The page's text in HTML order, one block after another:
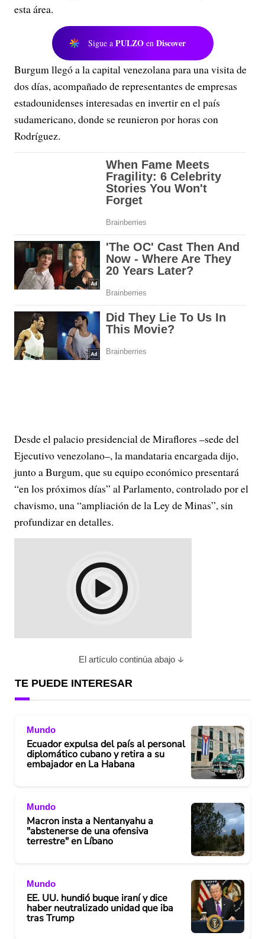
esta área.
Sigue a PULZO en Discover
Burgum llegó a la capital venezolana para una visita de
dos días, acompañado de representantes de empresas
estadounidenses interesadas en invertir en el país
sudamericano, donde se reunieron por horas con
Rodríguez.
Desde el palacio presidencial de Miraflores –sede del
Ejecutivo venezolano–, la mandataria encargada dijo,
junto a Burgum, que su equipo económico presentará
“en los próximos días” al Parlamento, controlado por el
chavismo, una “ampliación de la Ley de Minas”, sin
profundizar en detalles.
El artículo continúa abajo
TE PUEDE INTERESAR
Mundo
Ecuador expulsa del país al personal
diplomático cubano y retira a su
embajador en La Habana
Mundo
Macron insta a Nentanyahu a
"abstenerse de una ofensiva
terrestre" en Líbano
Mundo
EE. UU. hundió buque iraní y dice
haber neutralizado unidad que iba
tras Trump